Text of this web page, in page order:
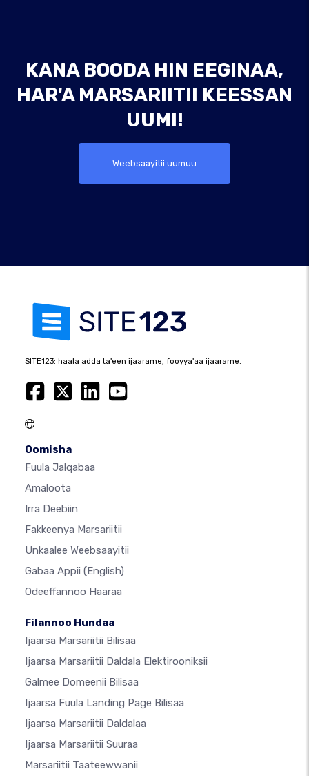
KANA BOODA HIN EEGINAA,
HAR'A MARSARIITII KEESSAN
UUMI!
Weebsaayitii uumuu
SITE123: haala adda ta'een ijaarame, fooyya'aa ijaarame.
Oomisha
Fuula Jalqabaa
Amaloota
Irra Deebiin
Fakkeenya Marsariitii
Unkaalee Weebsaayitii
Gabaa Appii (English)
Odeeffannoo Haaraa
Filannoo Hundaa
Ijaarsa Marsariitii Bilisaa
Ijaarsa Marsariitii Daldala Elektirooniksii
Galmee Domeenii Bilisaa
Ijaarsa Fuula Landing Page Bilisaa
Ijaarsa Marsariitii Daldalaa
Ijaarsa Marsariitii Suuraa
Marsariitii Taateewwanii